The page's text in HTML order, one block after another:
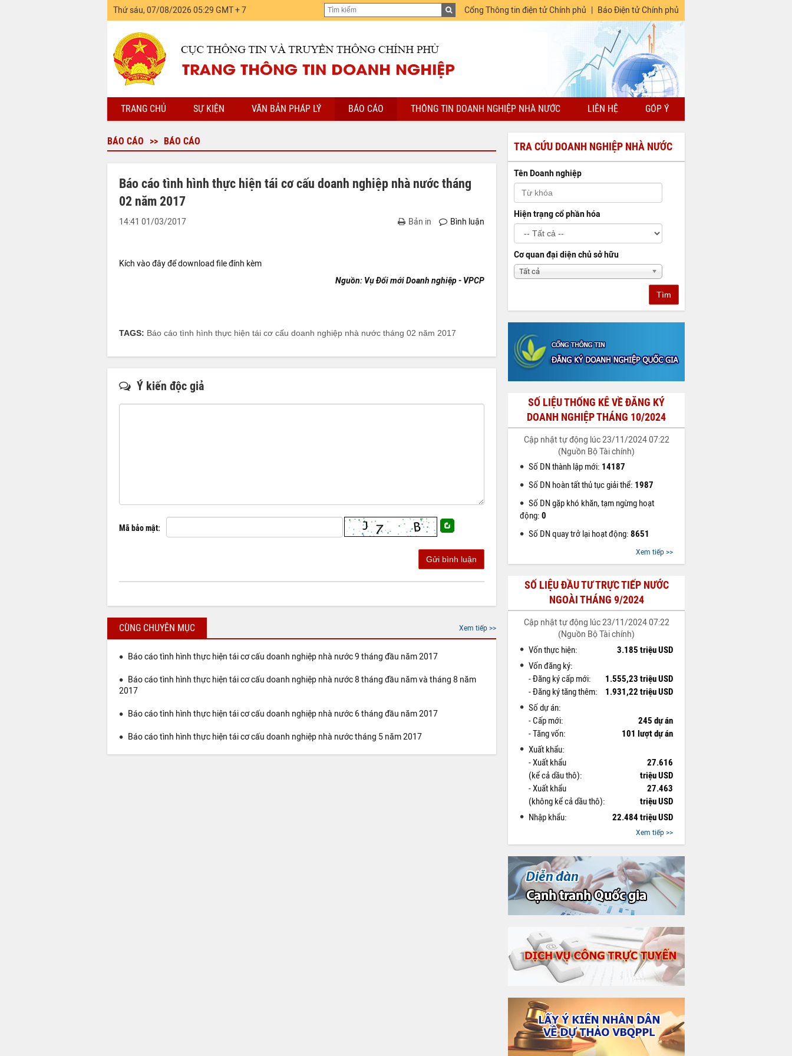
Thứ sáu, 07/08/2026 05:29 GMT + 7 Cổng Thông tin điện tử Chính phủ Báo Điện tử Chính phủ
TRANG CHỦ SỰ KIỆN VĂN BẢN PHÁP LÝ BÁO CÁO THÔNG TIN DOANH NGHIỆP NHÀ NƯỚC LIÊN HỆ GÓP Ý
BÁO CÁO BÁO CÁO
Báo cáo tình hình thực hiện tái cơ cấu doanh nghiệp nhà nước tháng
02 năm 2017
14:41 01/03/2017 Bản in Bình luận
Kích vào đây để download file đính kèm
Nguồn: Vụ Đổi mới Doanh nghiệp - VPCP
TAGS: Báo cáo tình hình thực hiện tái cơ cấu doanh nghiệp nhà nước tháng 02 năm 2017
Ý kiến độc giả
Mã bảo mật:
Gửi bình luận
CÙNG CHUYÊN MỤC Xem tiếp >>
Báo cáo tình hình thực hiện tái cơ cấu doanh nghiệp nhà nước 9 tháng đầu năm 2017
Báo cáo tình hình thực hiện tái cơ cấu doanh nghiệp nhà nước 8 tháng đầu năm và tháng 8 năm
2017
Báo cáo tình hình thực hiện tái cơ cấu doanh nghiệp nhà nước 6 tháng đầu năm 2017
Báo cáo tình hình thực hiện tái cơ cấu doanh nghiệp nhà nước tháng 5 năm 2017
TRA CỨU DOANH NGHIỆP NHÀ NƯỚC
Tên Doanh nghiệp
Hiện trạng cổ phần hóa
Cơ quan đại diện chủ sở hữu
Tất cả
Tìm
SỐ LIỆU THỐNG KÊ VỀ ĐĂNG KÝ
DOANH NGHIỆP THÁNG 10/2024
Cập nhật tự động lúc 23/11/2024 07:22
(Nguồn Bộ Tài chính)
Số DN thành lập mới: 14187
Số DN hoàn tất thủ tục giải thể: 1987
Số DN gặp khó khăn, tạm ngừng hoạt
động: 0
Số DN quay trở lại hoạt động: 8651
Xem tiếp >>
SỐ LIỆU ĐẦU TƯ TRỰC TIẾP NƯỚC
NGOÀI THÁNG 9/2024
Cập nhật tự động lúc 23/11/2024 07:22
(Nguồn Bộ Tài chính)
Vốn thực hiện:
3.185 triệu USD
Vốn đăng ký:
- Đăng ký cấp mới:
1.555,23 triệu USD
- Đăng ký tăng thêm:
1.931,22 triệu USD
Số dự án:
- Cấp mới:
245 dự án
- Tăng vốn:
101 lượt dự án
Xuất khẩu:
- Xuất khẩu
(kể cả dầu thô):
27.616
triệu USD
- Xuất khẩu
(không kể cả dầu thô):
27.463
triệu USD
Nhập khẩu:
22.484 triệu USD
Xem tiếp >>